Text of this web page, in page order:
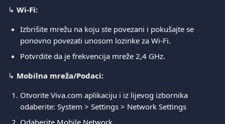
↳ Wi-Fi:
Izbrišite mrežu na koju ste povezani i pokušajte se
ponovno povezati unosom lozinke za Wi-Fi.
Potvrdite da je frekvencija mreže 2,4 GHz.
↳ Mobilna mreža/Podaci:
Otvorite Viva.com aplikaciju i iz lijevog izbornika
odaberite: System > Settings > Network Settings
Odaberite Mobile Network